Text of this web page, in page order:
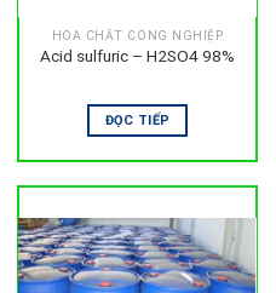
HÓA CHẤT CÔNG NGHIỆP
Acid sulfuric – H2SO4 98%
ĐỌC TIẾP